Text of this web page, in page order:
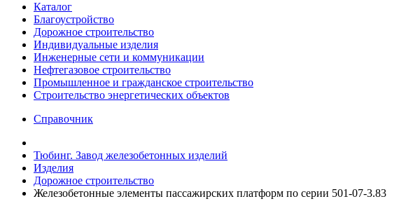
Каталог
Благоустройство
Дорожное строительство
Индивидуальные изделия
Инженерные сети и коммуникации
Нефтегазовое строительство
Промышленное и гражданское строительство
Строительство энергетических объектов
Справочник
Тюбинг. Завод железобетонных изделий
Изделия
Дорожное строительство
Железобетонные элементы пассажирских платформ по серии 501-07-3.83